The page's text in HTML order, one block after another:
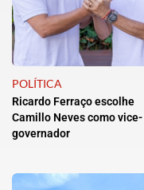
POLÍTICA
Ricardo Ferraço escolhe
Camillo Neves como vice-
governador